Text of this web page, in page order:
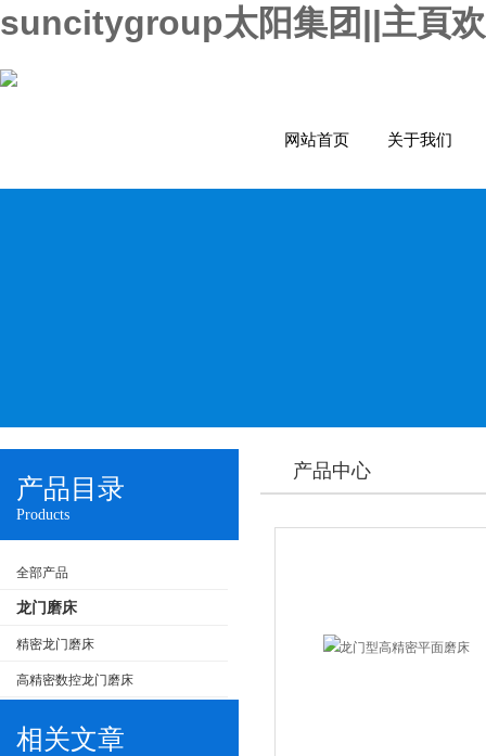
suncitygroup太阳集团||主頁
网站首页 关于我们
产品目录
Products
全部产品
龙门磨床
精密龙门磨床
高精密数控龙门磨床
相关文章
产品中心